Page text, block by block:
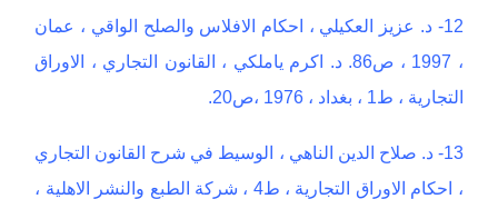
12- د. عزيز العكيلي ، احكام الافلاس والصلح الواقي ، عمان
، 1997 ، ص86. د. اكرم ياملكي ، القانون التجاري ، الاوراق
التجارية ، ط1 ، بغداد ، 1976 ،ص20.
13- د. صلاح الدين الناهي ، الوسيط في شرح القانون التجاري
، احكام الاوراق التجارية ، ط4 ، شركة الطبع والنشر الاهلية ،